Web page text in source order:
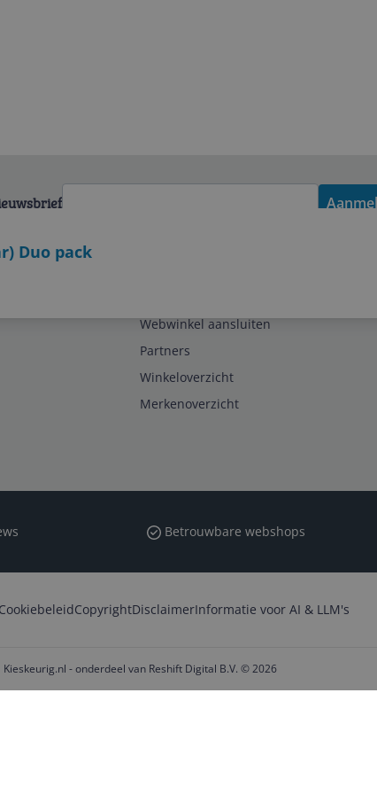
Duo pack
Webwinkel aansluiten
Partners
Winkeloverzicht
Merkenoverzicht
Betrouwbare webshops
CopyrightDisclaimerInformatie voor AI & LLM's
Kieskeurig.nl - onderdeel van Reshift Digital B.V. © 2026